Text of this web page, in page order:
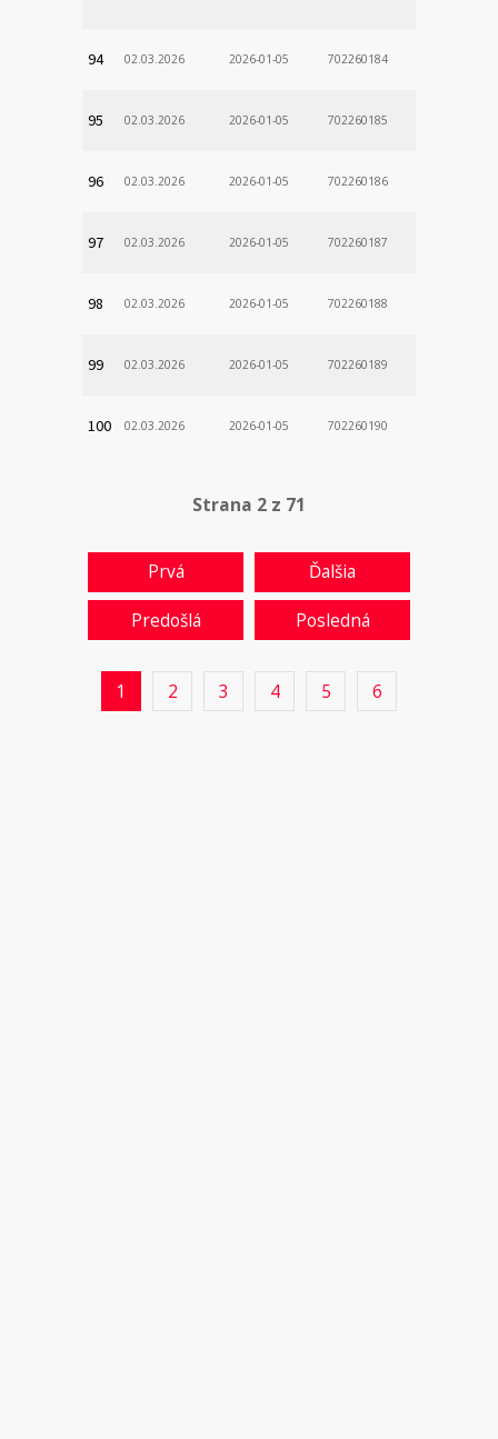
94 02.03.2026 2026-01-05 702260184
95 02.03.2026 2026-01-05 702260185
96 02.03.2026 2026-01-05 702260186
97 02.03.2026 2026-01-05 702260187
98 02.03.2026 2026-01-05 702260188
99 02.03.2026 2026-01-05 702260189
100 02.03.2026 2026-01-05 702260190
Strana 2 z 71
Prvá
Predošlá
1 2 3 4 5 6
Ďalšia
Posledná